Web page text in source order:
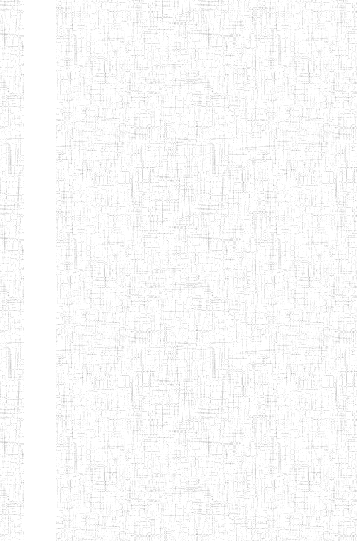
GTTC
MBENGWI
06/09/2000 ENIEG Public
GTTTC
MBENGWI
05/09/2010 ENIET Public
GTTC NDOP 22/10/2002 ENIEG Public
ENIEG DE
MBOUDA
17/07/2001 ENIEG Public
ENIEG DE
BAFANG
20/09/1999 ENIEG Public
ENIEG DE
BAHAM
13/10/2012 ENIEG Public
ENIEG DE
BANDJOUN
07/08/2013 ENIEG Public
ENIEG DE
DSCHANG
15/08/1983 ENIEG Public
ENBIEG DE
01/01/1974 ENIEG Public